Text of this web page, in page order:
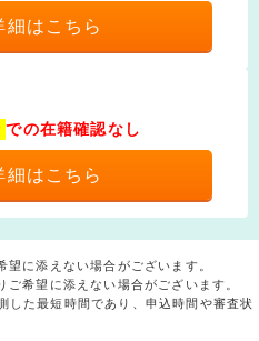
細はこちら
での在籍確認なし
細はこちら
に添えない場合がございます。
希望に添えない場合がございます。
た最短時間であり、申込時間や審査状